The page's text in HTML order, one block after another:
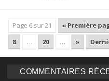
Page 6 sur 21 « Première
8
… 20 … »
COMMENTAIRES